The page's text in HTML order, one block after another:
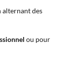
alternant des
ou pour